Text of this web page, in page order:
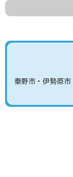
秦野市 ・伊勢原市